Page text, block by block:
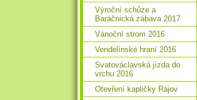
Výroční schůze a
Baráčnická zábava 2017
Vánoční strom 2016
Vendelínské hraní 2016
Svatováclavská jízda do
vrchu 2016
Otevření kapličky Rájov